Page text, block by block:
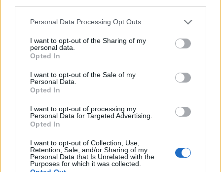
Please note that this website/app uses one or more Google
not limited to your visit or usage behaviour. You may click to
grant or deny consent to Google and its third-party tags to
use your data for below specified purposes in below Google
consent section.
Personal Data Processing Opt Outs
I want to opt-out of the Sharing of my
personal data.
Opted In
I want to opt-out of the Sale of my
Personal Data.
Opted In
I want to opt-out of processing my
Personal Data for Targeted Advertising.
Opted In
I want to opt-out of Collection, Use,
Retention, Sale, and/or Sharing of my
Personal Data that Is Unrelated with the
Purposes for which it was collected.
Ajánlott bejegyzések:
Ajváros kapribogyós krumplifőzelék